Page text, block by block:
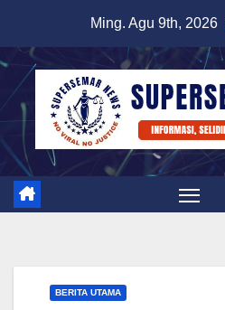
content
Ming. Agu 9th, 2026
BERITA UTAMA